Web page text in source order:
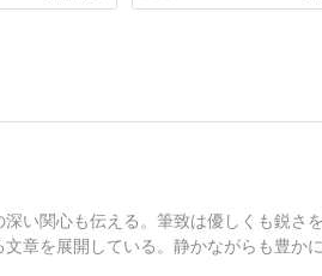
い関心も伝える。筆致は優しくも鋭さ
章を展開している。静かながらも豊か